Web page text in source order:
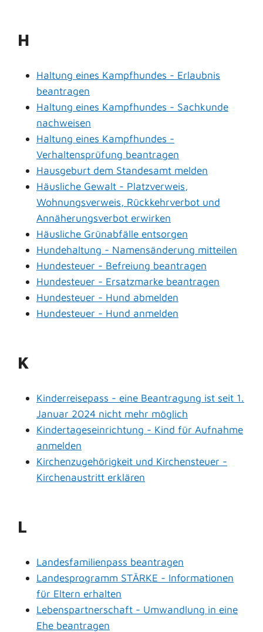
H
Haltung eines Kampfhundes - Erlaubnis
beantragen
Haltung eines Kampfhundes - Sachkunde
nachweisen
Haltung eines Kampfhundes -
Verhaltensprüfung beantragen
Hausgeburt dem Standesamt melden
Häusliche Gewalt - Platzverweis,
Wohnungsverweis, Rückkehrverbot und
Annäherungsverbot erwirken
Häusliche Grünabfälle entsorgen
Hundehaltung - Namensänderung mitteilen
Hundesteuer - Befreiung beantragen
Hundesteuer - Ersatzmarke beantragen
Hundesteuer - Hund abmelden
Hundesteuer - Hund anmelden
K
Kinderreisepass - eine Beantragung ist seit 1.
Januar 2024 nicht mehr möglich
Kindertageseinrichtung - Kind für Aufnahme
anmelden
Kirchenzugehörigkeit und Kirchensteuer -
Kirchenaustritt erklären
L
Landesfamilienpass beantragen
Landesprogramm STÄRKE - Informationen
für Eltern erhalten
Lebenspartnerschaft - Umwandlung in eine
Ehe beantragen